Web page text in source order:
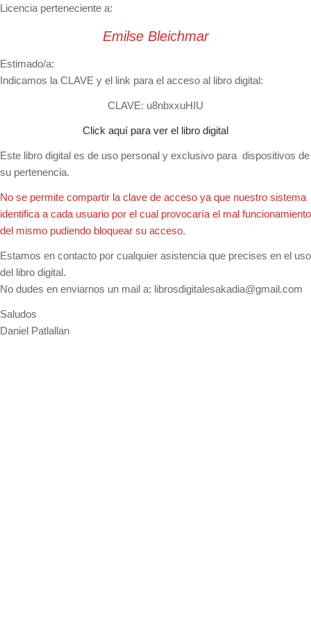
Licencia perteneciente a:
Emilse Bleichmar
Estimado/a:
Indicamos la CLAVE y el link para el acceso al libro digital:
CLAVE: u8nbxxuHIU
Click aquí para ver el libro digital
Este libro digital es de uso personal y exclusivo para dispositivos de
su pertenencia.
No se permite compartir la clave de acceso ya que nuestro sistema
identifica a cada usuario por el cual provocaría el mal funcionamiento
del mismo pudiendo bloquear su acceso.
Estamos en contacto por cualquier asistencia que precises en el uso
del libro digital.
No dudes en enviarnos un mail a: librosdigitalesakadia@gmail.com
Saludos
Daniel Patlallan